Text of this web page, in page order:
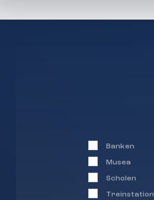
Banken
Musea
Scholen
Treinstation